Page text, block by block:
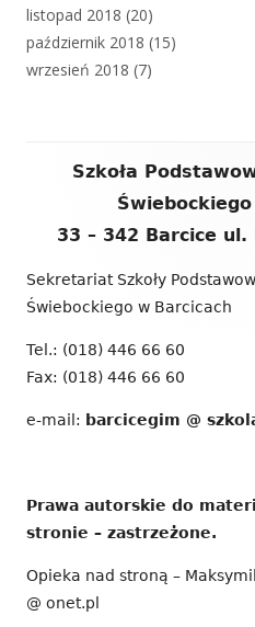
listopad 2018 (20)
październik 2018 (15)
wrzesień 2018 (7)
Zawartość
Szkoła
33 – 342 Barcice
Sekretariat Szkoły
Świebockiego w Barcicach
Tel.: (018) 446 66 60
Fax: (018) 446 66 60
e-mail: barcicegim @
Prawa autorskie do
stronie – zastrzeżone.
Opieka nad stroną –
@ onet.pl